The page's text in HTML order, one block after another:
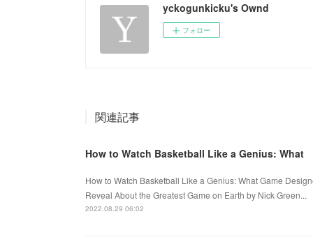
yckogunkicku's Ownd
フォロー
関連記事
How to Watch Basketball Like a Genius: What
How to Watch Basketball Like a Genius: What Game
Reveal About the Greatest Game on Earth by Nick Green...
2022.08.29 06:02